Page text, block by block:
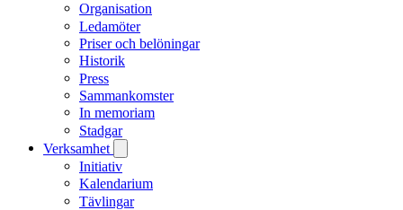
Organisation
Ledamöter
Priser och belöningar
Historik
Press
Sammankomster
In memoriam
Stadgar
Verksamhet
Initiativ
Kalendarium
Tävlingar